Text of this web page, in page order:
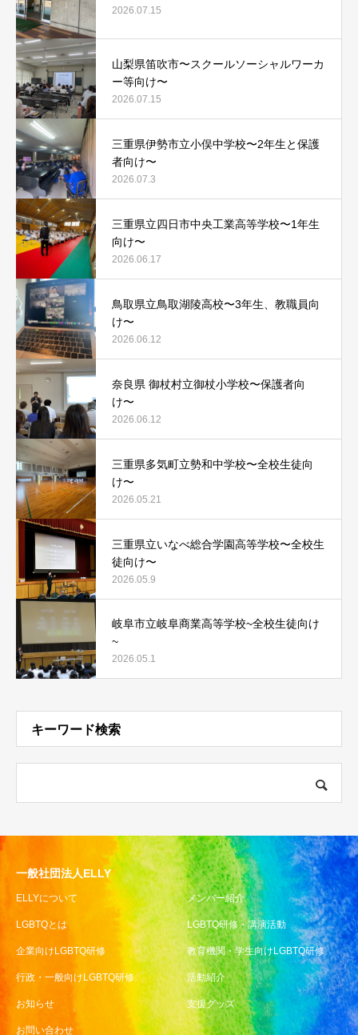
2026.07.15
山梨県笛吹市〜スクールソーシャルワーカ
ー等向け〜
2026.07.15
三重県伊勢市立小俣中学校〜2年生と保護
者向け〜
2026.07.3
三重県立四日市中央工業高等学校〜1年生
向け〜
2026.06.17
鳥取県立鳥取湖陵高校〜3年生、教職員向
け〜
2026.06.12
奈良県 御杖村立御杖小学校〜保護者向
け〜
2026.06.12
三重県多気町立勢和中学校〜全校生徒向
け〜
2026.05.21
三重県立いなべ総合学園高等学校〜全校生
徒向け〜
2026.05.9
岐阜市立岐阜商業高等学校~全校生徒向け
~
2026.05.1
キーワード検索
一般社団法人ELLY
ELLYについて メンバー紹介
LGBTQとは LGBTQ研修・講演活動
企業向けLGBTQ研修 教育機関・学生向けLGBTQ研修
行政・一般向けLGBTQ研修 活動紹介
お知らせ 支援グッズ
お問い合わせ